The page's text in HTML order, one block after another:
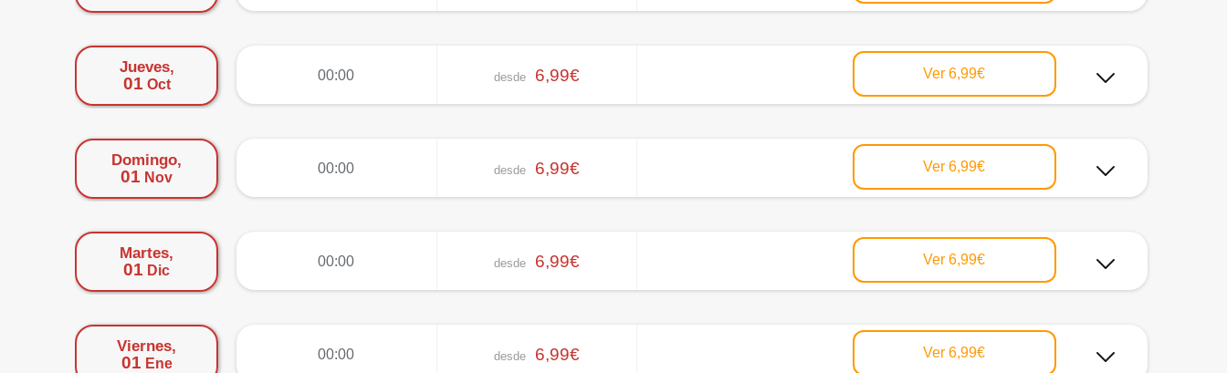
Jueves,
01 Oct
00:00 desde 6,99€ Ver6,99€
Domingo,
01 Nov
00:00 desde 6,99€ Ver6,99€
Martes,
01 Dic
00:00 desde 6,99€ Ver6,99€
Viernes,
01 Ene
00:00 desde 6,99€ Ver6,99€